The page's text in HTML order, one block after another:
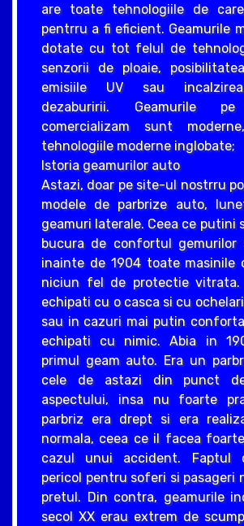
are toate tehnologiile de
pentrru a fi eficient. Geamurile
dotate cu tot felul de
senzorii de ploaie,
emisiile UV sau
dezaburirii. Geamurile
comercializam sunt
tehnologiile moderne inglobate;
Istoria geamurilor auto
Astazi, doar pe site-ul nostrru
modele de parbrize auto,
geamuri laterale. Ceea ce putini
bucura de confortul
inainte de 1904 toate masinile
niciun fel de protectie vitrata.
echipati cu o casca si cu
sau in cazuri mai putin
echipati cu nimic. Abia in
primul geam auto. Era un
cele de astazi din punct
aspectului, insa nu foarte
parbriz era drept si era
normala, ceea ce il facea
cazul unui accident. Faptul
pericol pentru soferi si pasageri
pretul. Din contra, geamurile
secol XX erau extrem de